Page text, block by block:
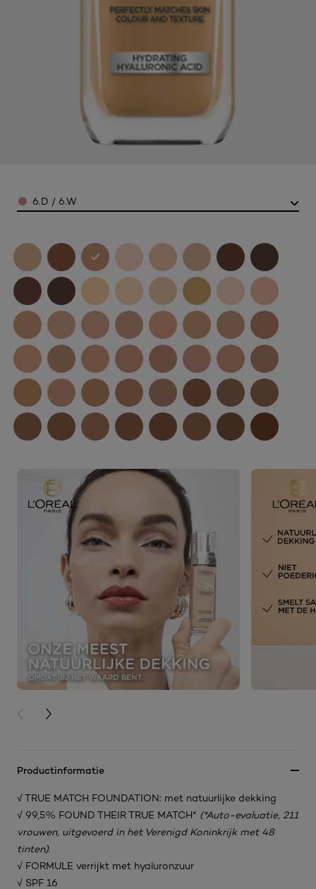
Color6.D / 6.W
PREVIOUS CARD
NEXT CARD
Productinformatie
√ TRUE MATCH FOUNDATION: met natuurlijke dekking
√ 99,5% FOUND THEIR TRUE MATCH* (*Auto-evaluatie, 211
vrouwen, uitgevoerd in het Verenigd Koninkrijk met 48
tinten).
√ FORMULE verrijkt met hyaluronzuur
√ SPF 16